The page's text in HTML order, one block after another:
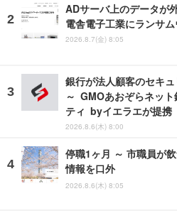
ADサーバ上のデータが
電舎電子工業にランサ
2026.8.7(金) 8:05
銀行が法人顧客のセキ
～ GMOあおぞらネッ
ティ byイエラエが提携
2026.8.6(木) 8:00
停職1ヶ月 ～ 市職員が
情報を口外
2026.8.6(木) 8:05